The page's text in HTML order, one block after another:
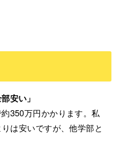
安い」
350万円かかります。私
は安いですが、他学部と